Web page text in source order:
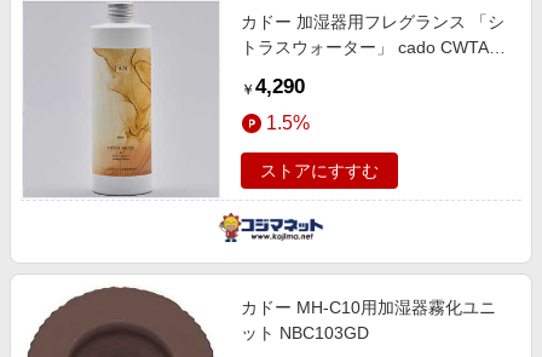
カドー 加湿器用フレグランス 「シ
トラスウォーター」 cado CWTAN
￥ 4,290
1.5%
ストアにすすむ
カドー MH-C10用加湿器霧化ユニ
ット NBC103GD